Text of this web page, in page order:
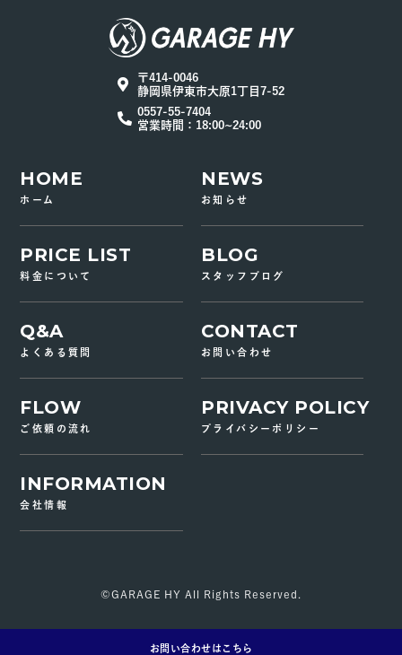
お問い合わせはこちら
〒414-0046
静岡県伊東市大原1丁目7-52
0557-55-7404
営業時間：18:00~24:00
HOME
ホーム
PRICE LIST
料金について
Q&A
よくある質問
FLOW
ご依頼の流れ
INFORMATION
会社情報
NEWS
お知らせ
BLOG
スタッフブログ
CONTACT
お問い合わせ
PRIVACY POLICY
プライバシーポリシー
©GARAGE HY All Rights Reserved.